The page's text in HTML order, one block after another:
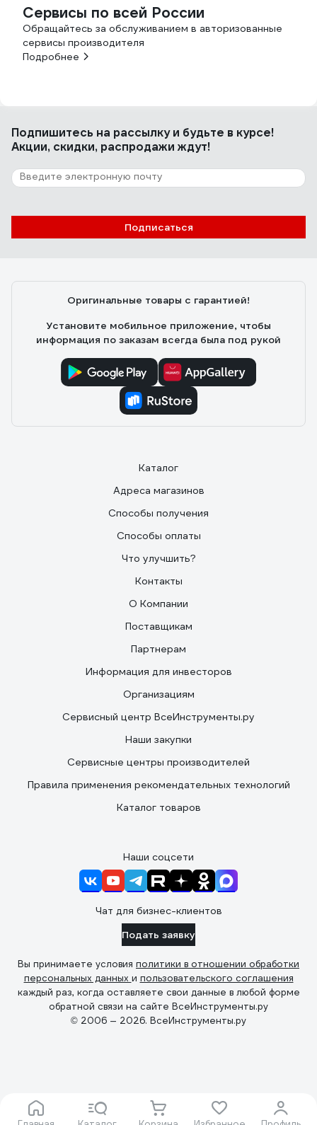
Сервисы по всей России
Обращайтесь за обслуживанием в авторизованные
сервисы производителя
Подробнее
Подпишитесь на рассылкуи будьте в курсе!
Акции, скидки, распродажи ждут!
Подписаться
Оригинальные товары с гарантией!
Установите мобильное приложение, чтобы
информация по заказам всегда была под рукой
Каталог
Адреса магазинов
Способы получения
Способы оплаты
Что улучшить?
Контакты
О Компании
Поставщикам
Партнерам
Информация для инвесторов
Организациям
Сервисный центр ВсеИнструменты.ру
Наши закупки
Сервисные центры производителей
Правила применения рекомендательных технологий
Каталог товаров
Наши соцсети
Чат для бизнес-клиентов
Подать заявку
Вы принимаете условия политики в отношении обработки
персональных данных и пользовательского соглашения
каждый раз, когда оставляете свои данные в любой форме
обратной связи на сайте ВсеИнструменты.ру
© 2006 — 2026. ВсеИнструменты.ру